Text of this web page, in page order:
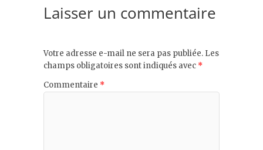
Laisser un commentaire
Votre adresse e-mail ne sera pas publiée. Les
champs obligatoires sont indiqués avec *
Commentaire *